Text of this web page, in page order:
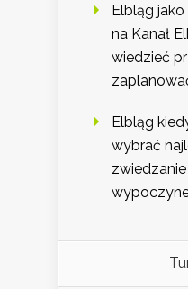
Elbląg
na Kanał
wiedzieć
Elbląg
wybrać